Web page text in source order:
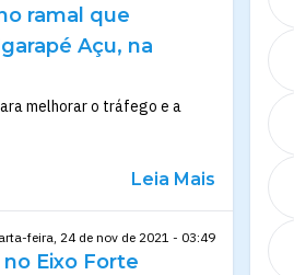
ramal que
Açu, na
melhorar o tráfego e a
Leia Mais
feira, 24 de nov de 2021 - 03:49
Eixo Forte